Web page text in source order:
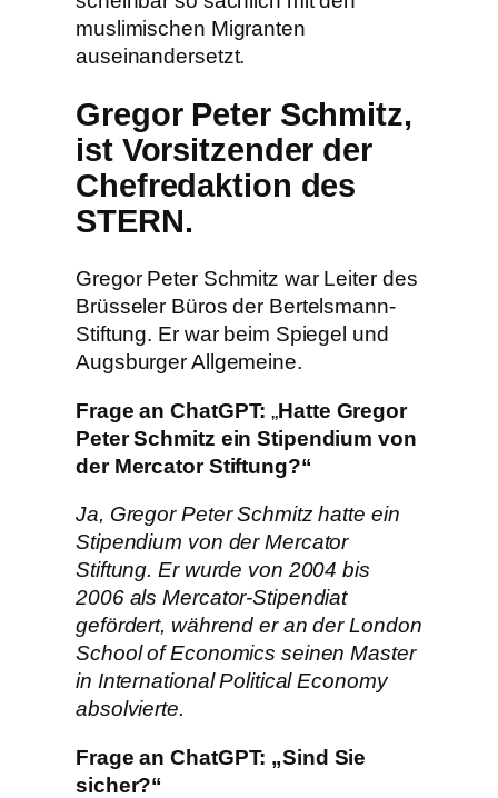
muslimischen Migranten
auseinandersetzt.
Gregor Peter Schmitz,
ist Vorsitzender der
Chefredaktion des
STERN.
Gregor Peter Schmitz war Leiter des
Brüsseler Büros der Bertelsmann-
Stiftung. Er war beim Spiegel und
Augsburger Allgemeine.
Frage an ChatGPT: „Hatte Gregor
Peter Schmitz ein Stipendium von
der Mercator Stiftung?“
Ja, Gregor Peter Schmitz hatte ein
Stipendium von der Mercator
Stiftung. Er wurde von 2004 bis
2006 als Mercator-Stipendiat
gefördert, während er an der London
School of Economics seinen Master
in International Political Economy
absolvierte.
Frage an ChatGPT: „Sind Sie
sicher?“